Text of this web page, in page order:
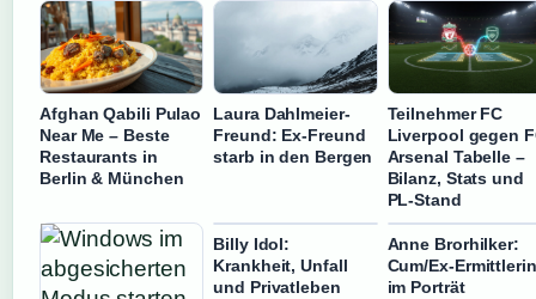
Afghan Qabili Pulao
Near Me – Beste
Restaurants in
Berlin & München
Laura Dahlmeier-
Freund: Ex-Freund
starb in den Bergen
Teilnehmer FC
Liverpool gegen
Arsenal Tabelle –
Bilanz, Stats und
PL-Stand
Billy Idol:
Krankheit, Unfall
und Privatleben
Anne Brorhilker:
Cum/Ex-Ermittlerin
im Porträt